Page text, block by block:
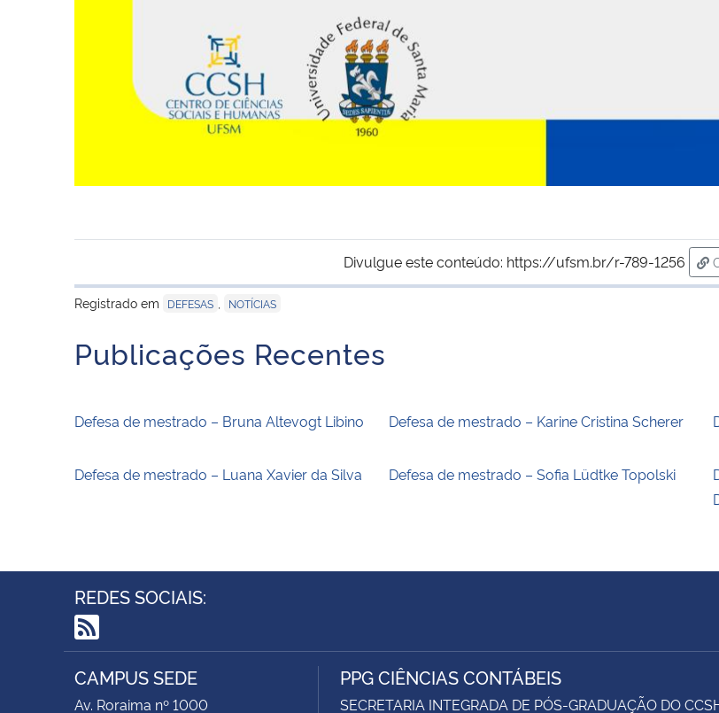
Divulgue este conteúdo: https://ufsm.br/r-789-1256
Registrado em
DEFESAS NOTÍCIAS
Publicações Recentes
Defesa de mestrado – Bruna Altevogt Libino Defesa de mestrado – Karine Cristina Scherer
Defesa de mestrado – Luana Xavier da Silva Defesa de mestrado – Sofia Lüdtke Topolski
REDES SOCIAIS:
RSS
CAMPUS SEDE
Av. Roraima nº 1000
PPG CIÊNCIAS CONTÁBEIS
SECRETARIA INTEGRADA DE PÓS-GRADUAÇÃO DO